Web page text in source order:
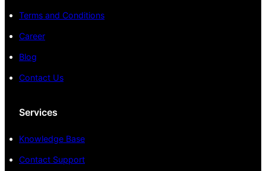
Terms and Conditions
Career
Blog
Contact Us
Services
Knowledge Base
Contact Support